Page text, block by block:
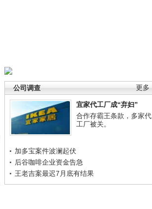
更多
公司调查
宜家代工厂成“弃妇”
合作存霸王条款，多家代
工厂被关。
加多宝案件波澜起伏
后谷咖啡企业资金告急
王老吉案最迟7月底有结果